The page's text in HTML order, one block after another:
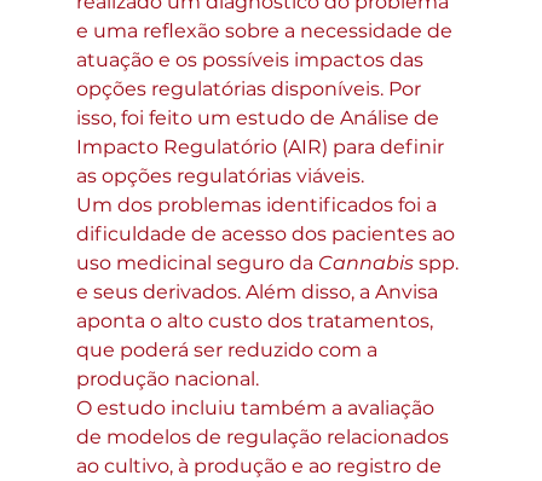
e uma reflexão sobre a necessidade de
atuação e os possíveis impactos das
opções regulatórias disponíveis. Por
isso, foi feito um estudo de Análise de
Impacto Regulatório (AIR) para definir
as opções regulatórias viáveis.
Um dos problemas identificados foi a
dificuldade de acesso dos pacientes ao
uso medicinal seguro da Cannabis spp.
e seus derivados. Além disso, a Anvisa
aponta o alto custo dos tratamentos,
que poderá ser reduzido com a
produção nacional.
O estudo incluiu também a avaliação
de modelos de regulação relacionados
ao cultivo, à produção e ao registro de